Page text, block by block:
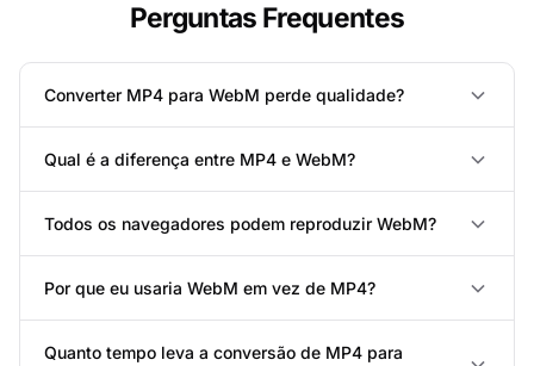
Perguntas Frequentes
Converter MP4 para WebM perde qualidade?
Qual é a diferença entre MP4 e WebM?
Todos os navegadores podem reproduzir WebM?
Por que eu usaria WebM em vez de MP4?
Quanto tempo leva a conversão de MP4 para